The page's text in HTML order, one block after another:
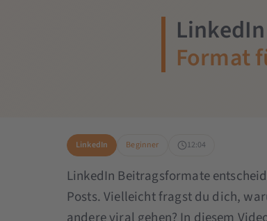
Format
LinkedIn Beginner 12:04
LinkedIn Beitragsformate
Posts. Vielleicht fragst du dich,